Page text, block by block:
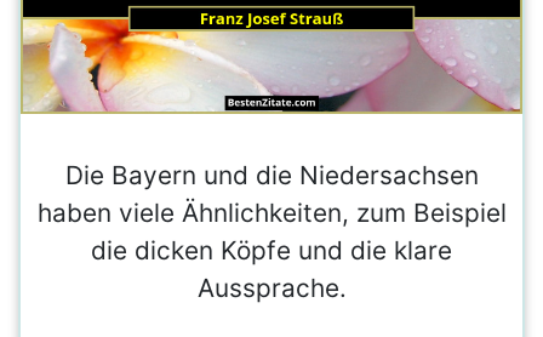
Die Bayern und die Niedersachsen
haben viele Ähnlichkeiten, zum Beispiel
die dicken Köpfe und die klare
Aussprache.